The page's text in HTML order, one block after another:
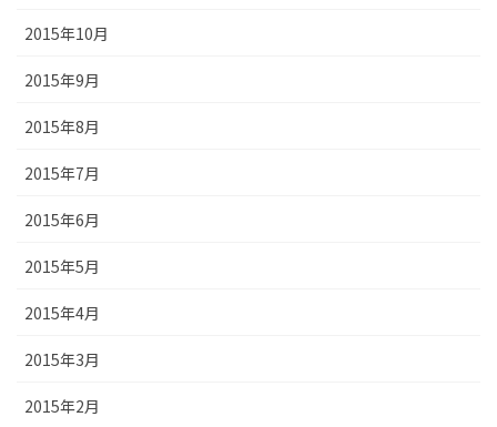
2015年10月
2015年9月
2015年8月
2015年7月
2015年6月
2015年5月
2015年4月
2015年3月
2015年2月